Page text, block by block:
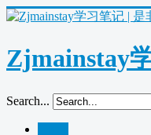
Zjmainstay
Search...